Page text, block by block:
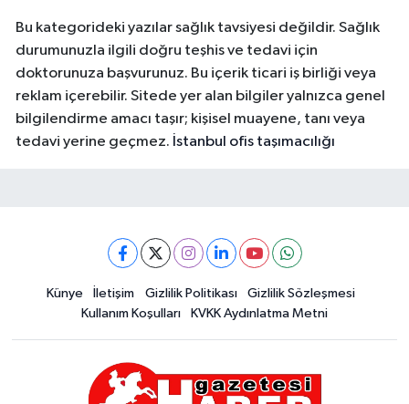
Bu kategorideki yazılar sağlık tavsiyesi değildir. Sağlık
durumunuzla ilgili doğru teşhis ve tedavi için
doktorunuza başvurunuz. Bu içerik ticari iş birliği veya
reklam içerebilir. Sitede yer alan bilgiler yalnızca genel
bilgilendirme amacı taşır; kişisel muayene, tanı veya
tedavi yerine geçmez. İstanbul ofis taşımacılığı
Künye İletişim Gizlilik Politikası
Gizlilik Sözleşmesi
Kullanım Koşulları
KVKK Aydınlatma Metni